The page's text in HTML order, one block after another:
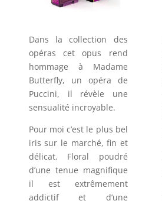
Dans la collection des
opéras cet opus rend
hommage à Madame
Butterfly, un opéra de
Puccini, il révèle une
sensualité incroyable.
Pour moi c’est le plus bel
iris sur le marché, fin et
délicat. Floral poudré
d’une tenue magnifique
il est extrêmement
addictif et d’une